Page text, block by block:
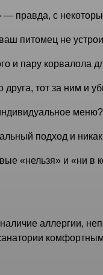
правда, с
питомец не
и пару корвалола
тот за ним и
меню?
подход и
«нельзя» и «ни в
аллергии,